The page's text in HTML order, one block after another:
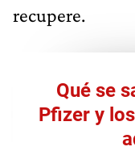
recupere.
Qué se
Pfizer y